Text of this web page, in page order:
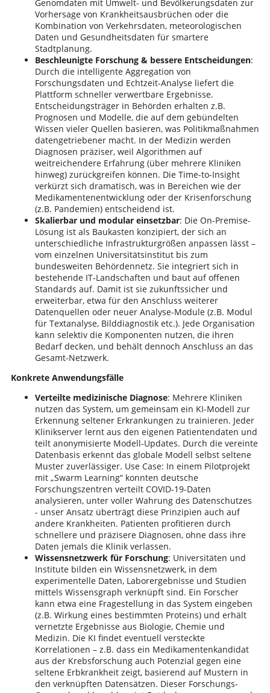
Genomdaten mit Umwelt- und Bevölkerungsdaten zur
Vorhersage von Krankheitsausbrüchen oder die
Kombination von Verkehrsdaten, meteorologischen
Daten und Gesundheitsdaten für smartere
Stadtplanung.
Beschleunigte Forschung & bessere Entscheidungen:
Durch die intelligente Aggregation von
Forschungsdaten und Echtzeit-Analyse liefert die
Plattform schneller verwertbare Ergebnisse.
Entscheidungsträger in Behörden erhalten z.B.
Prognosen und Modelle, die auf dem gebündelten
Wissen vieler Quellen basieren, was Politikmaßnahmen
datengetriebener macht. In der Medizin werden
Diagnosen präziser, weil Algorithmen auf
weitreichendere Erfahrung (über mehrere Kliniken
hinweg) zurückgreifen können. Die Time-to-Insight
verkürzt sich dramatisch, was in Bereichen wie der
Medikamentenentwicklung oder der Krisenforschung
(z.B. Pandemien) entscheidend ist.
Skalierbar und modular einsetzbar: Die On-Premise-
Lösung ist als Baukasten konzipiert, der sich an
unterschiedliche Infrastrukturgrößen anpassen lässt –
vom einzelnen Universitätsinstitut bis zum
bundesweiten Behördennetz. Sie integriert sich in
bestehende IT-Landschaften und baut auf offenen
Standards auf. Damit ist sie zukunftssicher und
erweiterbar, etwa für den Anschluss weiterer
Datenquellen oder neuer Analyse-Module (z.B. Modul
für Textanalyse, Bilddiagnostik etc.). Jede Organisation
kann selektiv die Komponenten nutzen, die ihren
Bedarf decken, und behält dennoch Anschluss an das
Gesamt-Netzwerk.
Konkrete Anwendungsfälle
Verteilte medizinische Diagnose: Mehrere Kliniken
nutzen das System, um gemeinsam ein KI-Modell zur
Erkennung seltener Erkrankungen zu trainieren. Jeder
Klinikserver lernt aus den eigenen Patientendaten und
teilt anonymisierte Modell-Updates. Durch die vereinte
Datenbasis erkennt das globale Modell selbst seltene
Muster zuverlässiger. Use Case: In einem Pilotprojekt
mit „Swarm Learning“ konnten deutsche
Forschungszentren verteilt COVID-19-Daten
analysieren, unter voller Wahrung des Datenschutzes​
- unser Ansatz überträgt diese Prinzipien auch auf
andere Krankheiten. Patienten profitieren durch
schnellere und präzisere Diagnosen, ohne dass ihre
Daten jemals die Klinik verlassen.
Wissensnetzwerk für Forschung: Universitäten und
Institute bilden ein Wissensnetzwerk, in dem
experimentelle Daten, Laborergebnisse und Studien
mittels Wissensgraph verknüpft sind. Ein Forscher
kann etwa eine Fragestellung in das System eingeben
(z.B. Wirkung eines bestimmten Proteins) und erhält
vernetzte Ergebnisse aus Biologie, Chemie und
Medizin. Die KI findet eventuell versteckte
Korrelationen – z.B. dass ein Medikamentenkandidat
aus der Krebsforschung auch Potenzial gegen eine
seltene Erbkrankheit zeigt, basierend auf Mustern in
den verknüpften Datensätzen. Dieser Forschungs-